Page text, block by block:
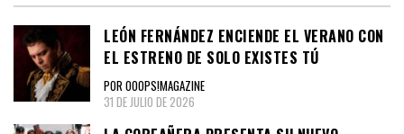
LEÓN FERNÁNDEZ ENCIENDE EL VERANO CON
EL ESTRENO DE SOLO EXISTES TÚ
POR OOOPS!MAGAZINE
31 DE JULIO DE 2026